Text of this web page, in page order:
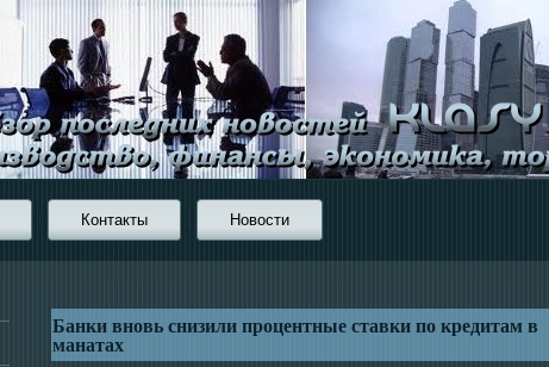
Контакты Новости
Банки вновь снизили процентные ставки по кредитам в
манатах